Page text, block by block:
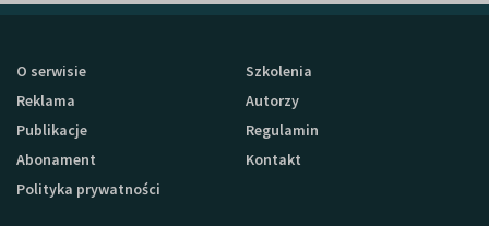
O serwisie
Szkolenia
Reklama
Autorzy
Publikacje
Regulamin
Abonament
Kontakt
Polityka prywatności